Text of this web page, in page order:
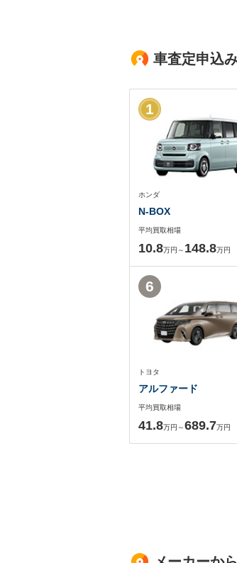
車査定申込
ホンダ
N-BOX
平均買取相場
10.8万円～ 148.8万円
1
トヨタ
アルファード
平均買取相場
41.8万円～689.7万円
6